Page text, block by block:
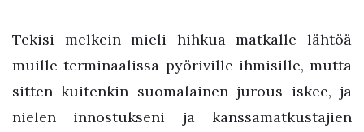
Tekisi melkein mieli hihkua matkalle lähtöä
muille terminaalissa pyöriville ihmisille, mutta
sitten kuitenkin suomalainen jurous iskee, ja
nielen innostukseni ja kanssamatkustajien